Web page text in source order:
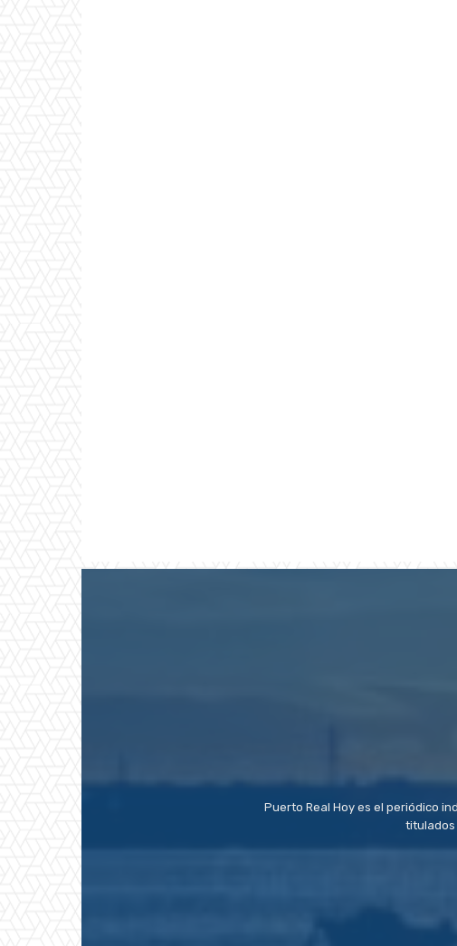
Puerto Real Hoy es el periódico
titulados